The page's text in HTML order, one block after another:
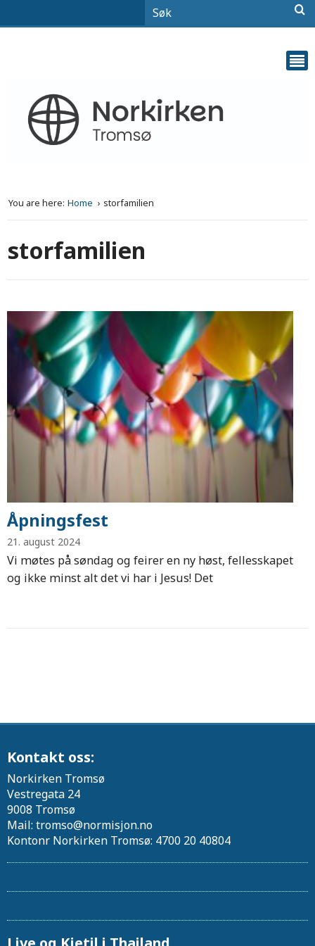
You are here: Home storfamilien
storfamilien
Åpningsfest
21. august 2024
Vi møtes på søndag og feirer en ny høst, fellesskapet
og ikke minst alt det vi har i Jesus! Det
Kontakt oss:
Norkirken Tromsø
Vestregata 24
9008 Tromsø
Mail: tromso@normisjon.no
Kontonr Norkirken Tromsø: 4700 20 40804